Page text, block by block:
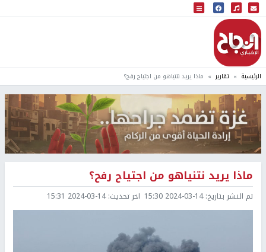
البث المباشر
إذاعة النجاح
الرئيسية تقارير ماذا يريد نتنياهو من اجتياح رفح؟
ماذا يريد نتنياهو من اجتياح رفح؟
تم النشر بتاريخ:2024-03-14 15:30 اخر تحديث:2024-03-14 15:31